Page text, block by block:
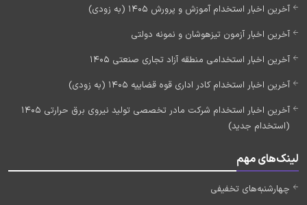
آخرین اخبار استخدام آموزش و پرورش 1405 (به زودی)
آخرین اخبار آزمون تیزهوشان و نمونه دولتی
آخرین اخبار استخدامی منطقه آزاد تجاری صنعتی 1405
آخرین اخبار استخدام کادر اداری قوه قضاییه 1405 (به زودی)
آخرین اخبار استخدام شرکت مادر تخصصی تولید نیروی برق حرارتی 1405
(استخدام جدید)
لینک‌های مهم
چهارشنبه‌های تخفیفی